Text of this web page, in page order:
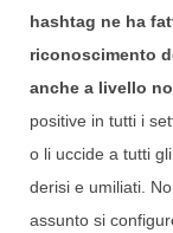
hashtag ne ha
riconoscimento
anche a livello
positive in tutti i
o li uccide a tutti
derisi e umiliati.
assunto si